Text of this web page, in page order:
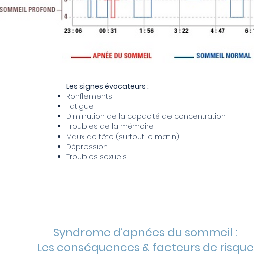
Les signes évocateurs :
Ronflements
Fatigue
Diminution de la capacité de concentration
Troubles de la mémoire
Maux de tête (surtout le matin)
Dépression
Troubles sexuels
Syndrome d’apnées du sommeil :
Les conséquences & facteurs de risque